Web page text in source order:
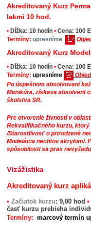
Akreditovaný Kurz
lakmi 10 hod.
• Dĺžka: 10 hodín • Cena: 100
Termíny: upresníme
Akreditovaný Kurz
• Dĺžka: 10 hodín • Cena: 100
Termíny: upresníme
Po úspešnom absolvovaní
Manikúra, získava absolvent
školstva SR.
Pre otvorenie živnosti v
Rekvalifikačného kurzu,
/Starostlivosť o prirodzené
Modelácia nechtov akrylom/.
spôsobilosti sa prax
Vizážistika
Akreditovaný kurz
• Začiatok kurzu: 9,00 hod •
časť kurzu prebieha
Termíny: marcový termín